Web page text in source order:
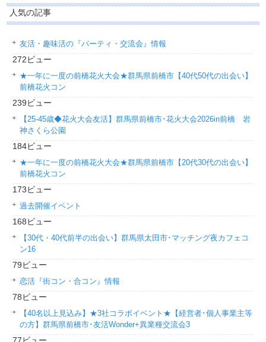
人気の記事
友活・趣味活の『パーティ・交流会』情報
272ビュー
★一年に一度の前橋花火大会★群馬県前橋市【40代50代の出会い】
前橋花火コン
239ビュー
【25-45歳◆花火大会友活】群馬県前橋市･花火大会2026in前橋 岩
神さくら公園
184ビュー
★一年に一度の前橋花火大会★群馬県前橋市【20代30代の出会い】
前橋花火コン
173ビュー
過去開催イベント
168ビュー
【30代・40代前半の出会い】群馬県太田市･マッチング夜カフェコ
ン16
79ビュー
恋活『街コン・合コン』情報
78ビュー
【40名以上見込み】★3社コラボイベント★【経営者･個人事業主等
の方】群馬県前橋市･友活Wonder+異業種交流会3